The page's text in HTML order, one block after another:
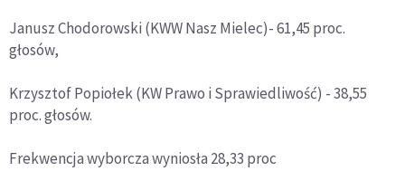
Janusz Chodorowski (KWW Nasz Mielec)- 61,45 proc.
głosów,
Krzysztof Popiołek (KW Prawo i Sprawiedliwość) - 38,55
proc. głosów.
Frekwencja wyborcza wyniosła 28,33 proc